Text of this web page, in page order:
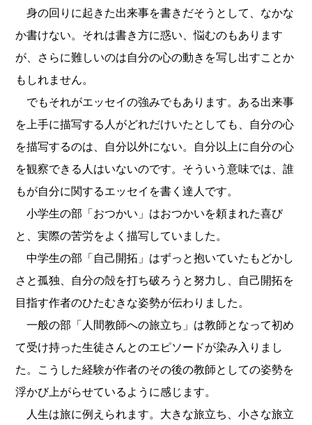
身の回りに起きた出来事を書きだそうとして、なかな
か書けない。それは書き方に惑い、悩むのもあります
が、さらに難しいのは自分の心の動きを写し出すことか
もしれません。
でもそれがエッセイの強みでもあります。ある出来事
を上手に描写する人がどれだけいたとしても、自分の心
を描写するのは、自分以外にない。自分以上に自分の心
を観察できる人はいないのです。そういう意味では、誰
もが自分に関するエッセイを書く達人です。
小学生の部「おつかい」はおつかいを頼まれた喜び
と、実際の苦労をよく描写していました。
中学生の部「自己開拓」はずっと抱いていたもどかし
さと孤独、自分の殻を打ち破ろうと努力し、自己開拓を
目指す作者のひたむきな姿勢が伝わりました。
一般の部「人間教師への旅立ち」は教師となって初め
て受け持った生徒さんとのエピソードが染み入りまし
た。こうした経験が作者のその後の教師としての姿勢を
浮かび上がらせているように感じます。
人生は旅に例えられます。大きな旅立ち、小さな旅立